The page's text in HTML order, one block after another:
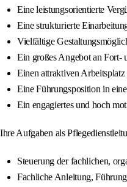
Eine leistungsorientierte
Eine strukturierte
Vielfältige
Ein großes Angebot an Fort-
Einen attraktiven
Eine Führungsposition in
Ein engagiertes und hoch
Ihre Aufgaben als
Steuerung der fachlichen,
Fachliche Anleitung,